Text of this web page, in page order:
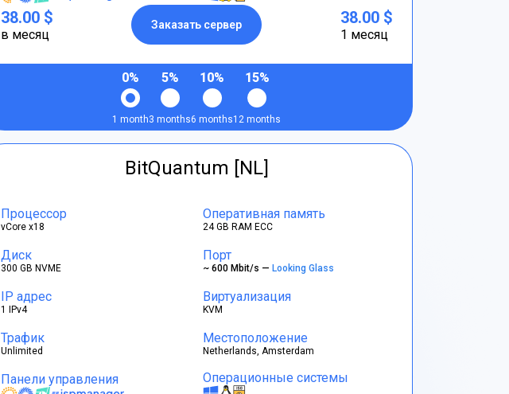
38.00 $
в месяц
Заказать сервер 38.00 $
1 месяц
0%
1 month
5%
3 months
10%
6 months
15%
12 months
BitQuantum [NL]
Процессор
vCore x18
Оперативная память
24 GB RAM ECC
Диск
300 GB NVME
Порт
~ 600 Mbit/s —Looking Glass
IP адрес
1 IPv4
Виртуализация
KVM
Трафик
Unlimited
Местоположение
Netherlands, Amsterdam
Панели управления Операционные системы